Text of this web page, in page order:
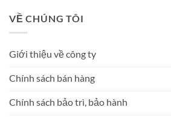
VỀ CHÚNG TÔI
Giới thiệu về công ty
Chính sách bán hàng
Chính sách bảo trì, bảo hành